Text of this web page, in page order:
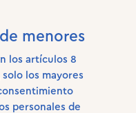
menores
los artículos 8
solo los mayores
personales de